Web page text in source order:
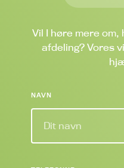
Vil I høre mere
afdeling? Vores
NAVN